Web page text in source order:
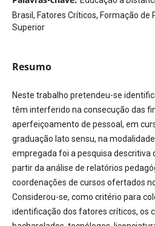
Brasil, Fatores Críticos, Formação de
Superior
Resumo
Neste trabalho pretendeu-se
têm interferido na consecução das
aperfeiçoamento de pessoal, em
graduação lato sensu, na
empregada foi a pesquisa descritiva
partir da análise de relatórios
coordenações de cursos ofertados
Considerou-se, como critério para
identificação dos fatores críticos, os